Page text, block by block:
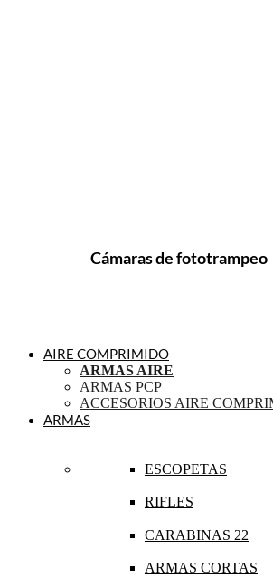
Cámaras de fototrampeo
AIRE COMPRIMIDO
ARMAS AIRE
ARMAS PCP
ACCESORIOS AIRE
ARMAS
ESCOPETAS
RIFLES
CARABINAS 22
ARMAS CORTAS